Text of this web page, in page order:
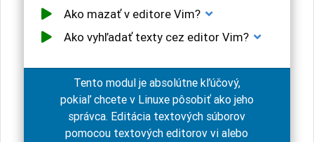
Ako mazať v editore Vim?
Ako vyhľadať texty cez editor Vim?
Tento modul je absolútne kľúčový,
pokiaľ chcete v Linuxe pôsobiť ako jeho
správca. Editácia textových súborov
pomocou textových editorov vi alebo